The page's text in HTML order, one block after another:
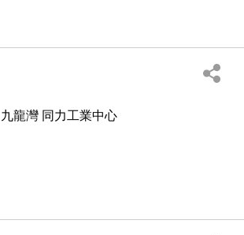
九龍灣 同力工業中心